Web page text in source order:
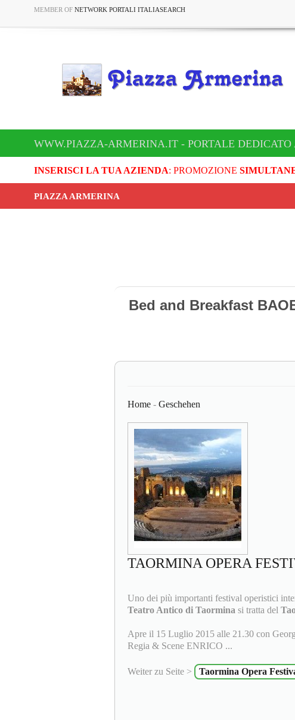
MEMBER OF NETWORK PORTALI ITALIASEARCH
WWW.PIAZZA-ARMERINA.IT - PORTALE
INSERISCI LA TUA AZIENDA: PROMOZIONE
PIAZZA ARMERINA
Bed and Breakfast
Home - Geschehen
TAORMINA OPERA
Uno dei più importanti festival operistici
Teatro Antico di Taormina si tratta del
Apre il 15 Luglio 2015 alle 21.30 con
Regia & Scene ENRICO ...
Weiter zu Seite > Taormina Opera